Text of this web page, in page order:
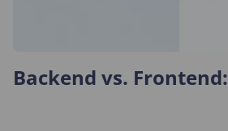
Backend vs. Frontend: